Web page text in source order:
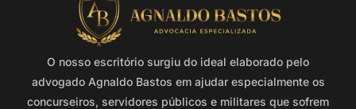
O nosso escritório surgiu do ideal elaborado pelo
advogado Agnaldo Bastos em ajudar especialmente os
concurseiros, servidores públicos e militares que sofrem